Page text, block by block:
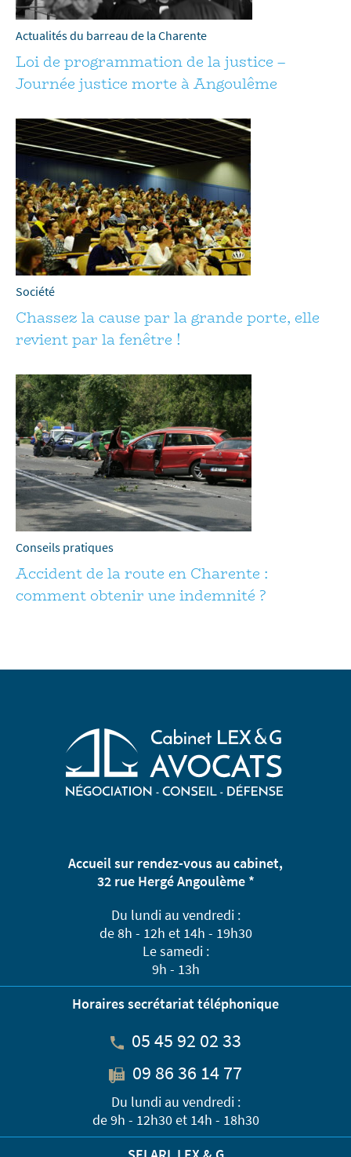
Actualités du barreau de la Charente
Loi de programmation de la justice –
Journée justice morte à Angoulême
Société
Chassez la cause par la grande porte, elle
revient par la fenêtre !
Conseils pratiques
Accident de la route en Charente :
comment obtenir une indemnité ?
Accueil sur rendez-vous au cabinet,
32 rue Hergé Angoulème *
Du lundi au vendredi :
de 8h - 12h et 14h - 19h30
Le samedi :
9h - 13h
Horaires secrétariat téléphonique
05 45 92 02 33
09 86 36 14 77
Du lundi au vendredi :
de 9h - 12h30 et 14h - 18h30